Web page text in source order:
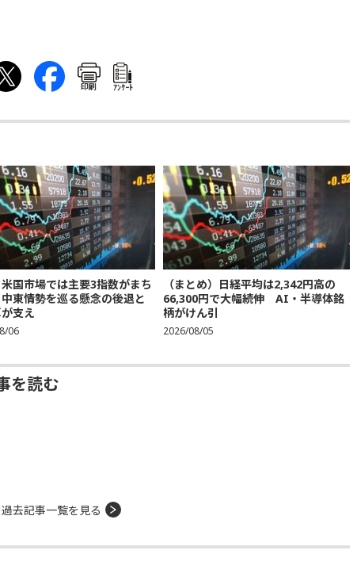
印刷 ｱﾝｹｰﾄ
米国市場では主要3指数がまち
東情勢を巡る懸念の後退と
支え
06
（まとめ）日経平均は2,342円高の
66,300円で大幅続伸 AI・半導体銘
柄がけん引
2026/08/05
を読む
過去記事一覧を見る